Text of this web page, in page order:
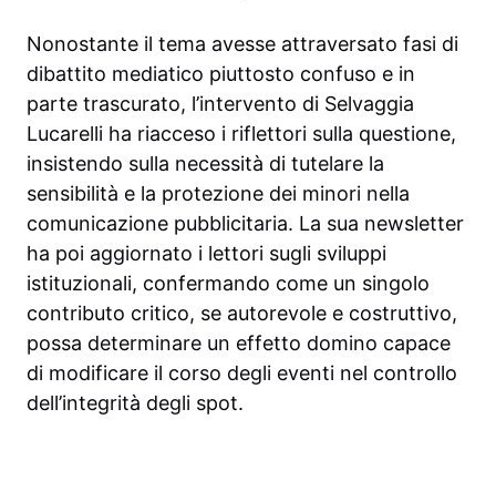
Nonostante il tema avesse attraversato fasi di
dibattito mediatico piuttosto confuso e in
parte trascurato, l’intervento di Selvaggia
Lucarelli ha riacceso i riflettori sulla questione,
insistendo sulla necessità di tutelare la
sensibilità e la protezione dei minori nella
comunicazione pubblicitaria. La sua newsletter
ha poi aggiornato i lettori sugli sviluppi
istituzionali, confermando come un singolo
contributo critico, se autorevole e costruttivo,
possa determinare un effetto domino capace
di modificare il corso degli eventi nel controllo
dell’integrità degli spot.